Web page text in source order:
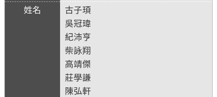
古子頊
吳冠瑋
紀沛亨
柴詠翔
高靖傑
莊學謙
陳弘軒